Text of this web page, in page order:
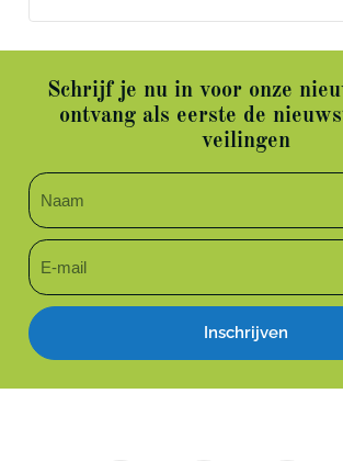
Schrijf je nu in voor onze
ontvang als eerste de
veilingen
Inschrijven